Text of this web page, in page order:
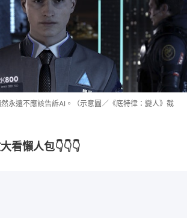
永遠不應該告訴AI。（示意圖／《底特律：變人》截
看懶人包👇👇👇